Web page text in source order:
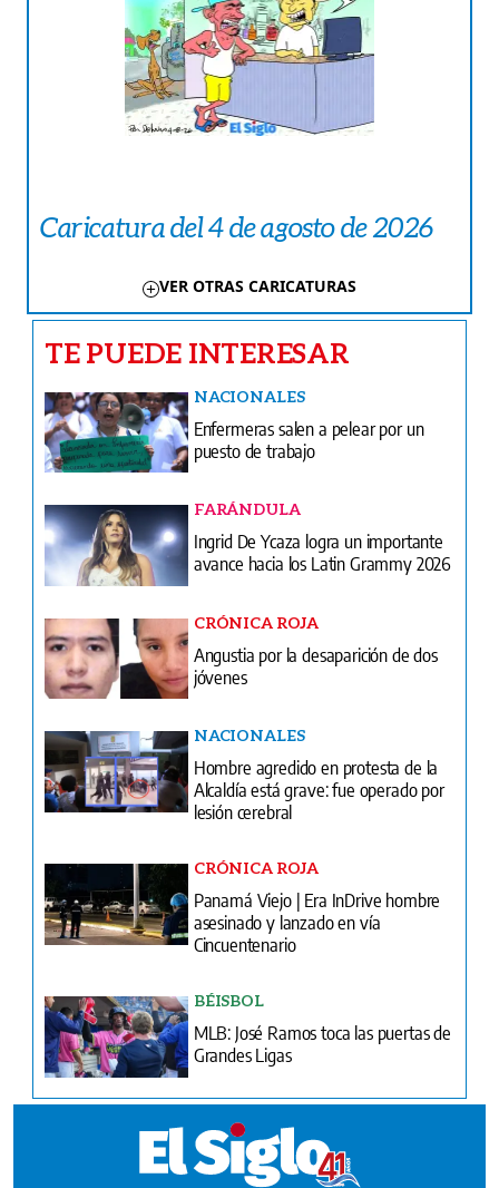
Caricatura del 4 de agosto de 2026
VER OTRAS CARICATURAS
TE PUEDE INTERESAR
NACIONALES
Enfermeras salen a pelear por un
puesto de trabajo
FARÁNDULA
Ingrid De Ycaza logra un importante
avance hacia los Latin Grammy 2026
CRÓNICA ROJA
Angustia por la desaparición de dos
jóvenes
NACIONALES
Hombre agredido en protesta de la
Alcaldía está grave: fue operado por
lesión cerebral
CRÓNICA ROJA
Panamá Viejo | Era InDrive hombre
asesinado y lanzado en vía
Cincuentenario
BÉISBOL
MLB: José Ramos toca las puertas de
Grandes Ligas